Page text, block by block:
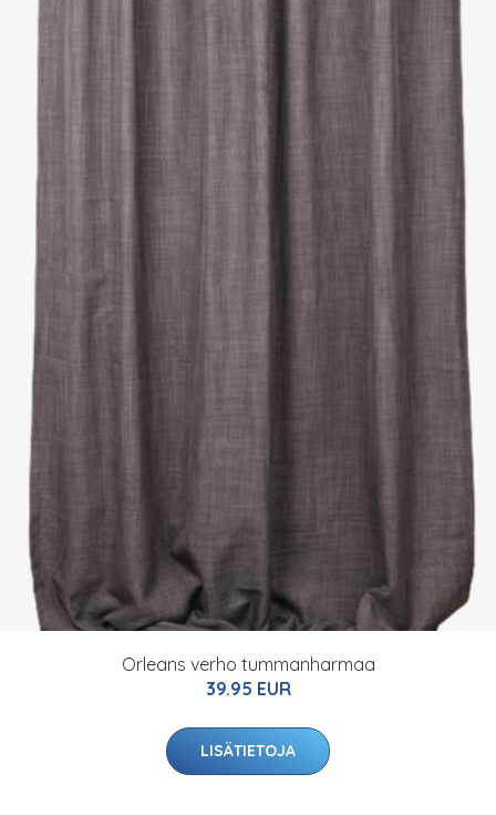
Orleans verho tummanharmaa
39.95 EUR
LISÄTIETOJA